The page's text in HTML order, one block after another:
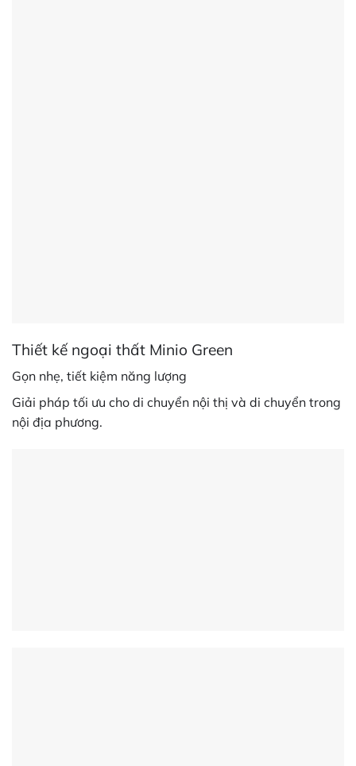
Thiết kế ngoại thất Minio Green
Gọn nhẹ, tiết kiệm năng lượng
Giải pháp tối ưu cho di chuyển nội thị và di chuyển trong
nội địa phương.